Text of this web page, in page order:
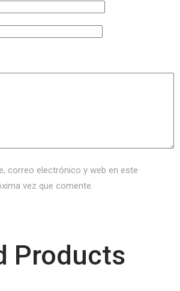
correo electrónico y web en este
vez que comente.
Products